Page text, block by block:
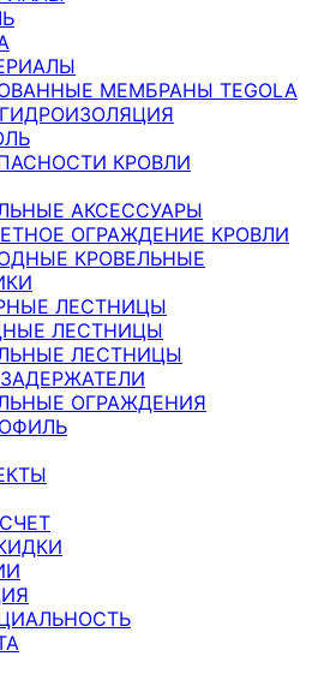
МЕМБРАНЫ TEGOLA
КРОВЛИ
АКСЕССУАРЫ
ОГРАЖДЕНИЕ КРОВЛИ
КРОВЕЛЬНЫЕ
ЛЕСТНИЦЫ
ЛЕСТНИЦЫ
ЛЕСТНИЦЫ
ОГРАЖДЕНИЯ